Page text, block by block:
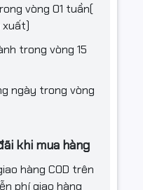
vòng 01 tuần(
xuất)
trong vòng 15
ngày trong vòng
khi mua hàng
hàng COD trên
phí giao hàng